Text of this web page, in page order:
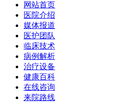
网站首页
医院介绍
媒体报道
医护团队
临床技术
病例解析
治疗设备
健康百科
在线咨询
来院路线